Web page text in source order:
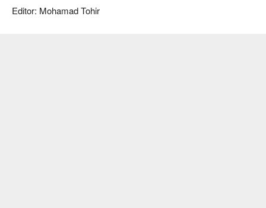
Editor: Mohamad Tohir